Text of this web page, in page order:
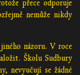
přece odporuje
nemůže nikdy
názoru. V roce
Školu Sudbury
nevyučují se žádné